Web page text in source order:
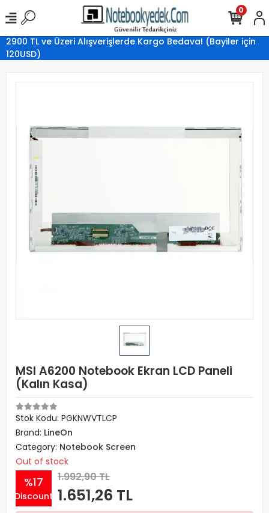
2900 TL ve Üzeri Alışverişlerde Kargo Bedava! (Bayiler için
120USD)
0
MSI A6200 Notebook Ekran LCD Paneli
(Kalın Kasa)
Stok Kodu: PGKNWVTLCP
Brand: LineOn
Category: Notebook Screen
Out of stock
%17
Discount
1.992,90 TL
1.651,26 TL